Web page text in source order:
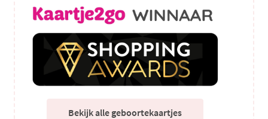
Bekijk alle geboortekaartjes